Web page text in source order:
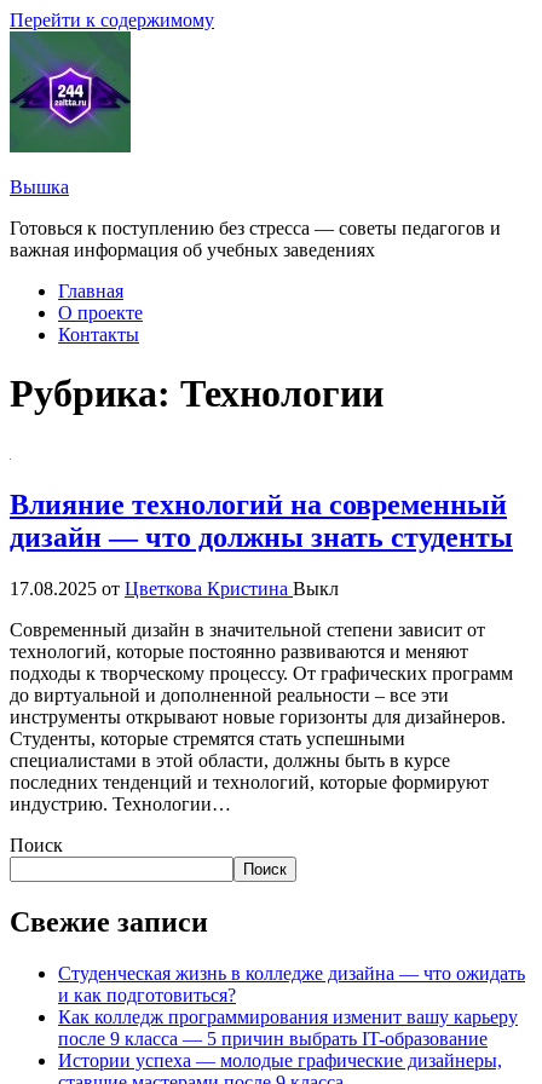
Перейти к содержимому
Вышка
Готовься к поступлению без стресса — советы педагогов и
важная информация об учебных заведениях
Главная
О проекте
Контакты
Рубрика: Технологии
Влияние технологий на современный
дизайн — что должны знать студенты
17.08.2025 от Цветкова Кристина Выкл
Современный дизайн в значительной степени зависит от
технологий, которые постоянно развиваются и меняют
подходы к творческому процессу. От графических программ
до виртуальной и дополненной реальности – все эти
инструменты открывают новые горизонты для дизайнеров.
Студенты, которые стремятся стать успешными
специалистами в этой области, должны быть в курсе
последних тенденций и технологий, которые формируют
индустрию. Технологии…
Поиск
Поиск
Свежие записи
Студенческая жизнь в колледже дизайна — что ожидать
и как подготовиться?
Как колледж программирования изменит вашу карьеру
после 9 класса — 5 причин выбрать IT-образование
Истории успеха — молодые графические дизайнеры,